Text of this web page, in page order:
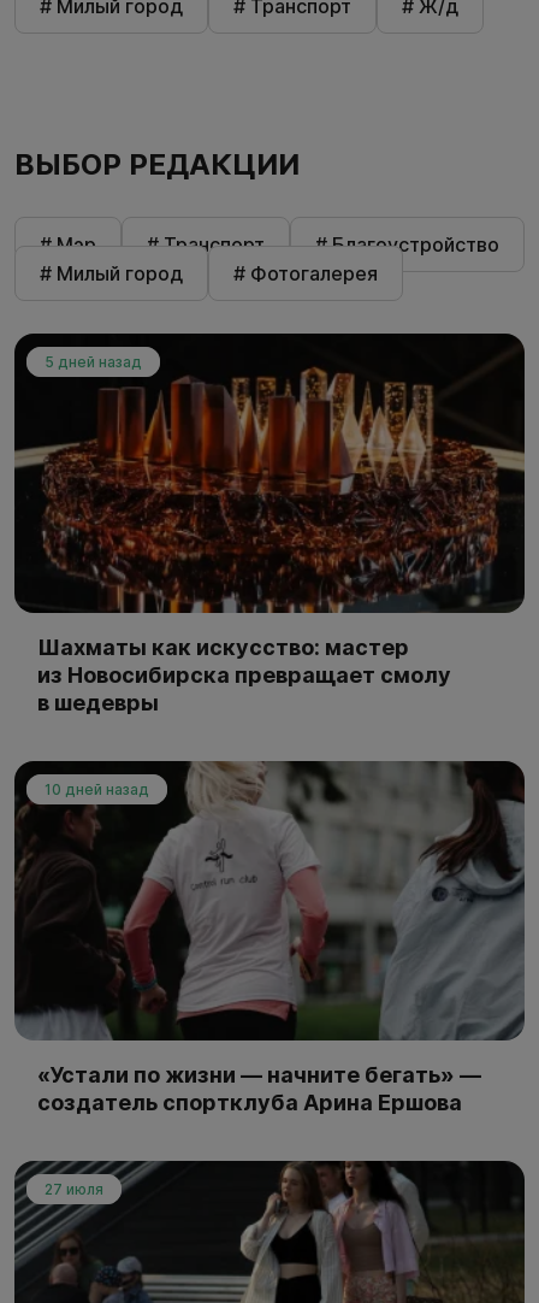
# Милый город # Транспорт # Ж/д
ВЫБОР РЕДАКЦИИ
# Мэр # Транспорт
# Благоустройство
# Милый город
# Фотогалерея
5 дней назад
Шахматы как искусство: мастер
из Новосибирска превращает смолу
в шедевры
10 дней назад
«Устали по жизни — начните бегать» —
создатель спортклуба Арина Ершова
27 июля